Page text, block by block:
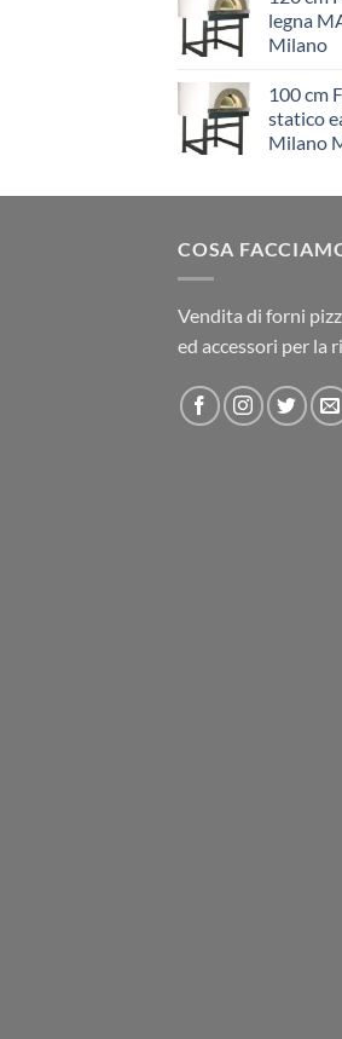
legna
Milano
100 cm
statico
Milano
COSA
Vendita di forni
ed accessori per la